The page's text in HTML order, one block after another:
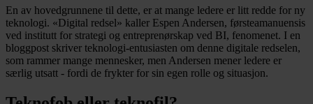
En av hovedgrunnene til dette, er at mange ledere er litt redde for ny
teknologi. «Digital redsel» kaller Espen Andersen, førsteamanuensis
ved institutt for strategi og entreprenørskap ved BI, fenomenet. I en
bloggpost skriver teknologi-entusiasten om denne digitale redselen,
som rammer mange mennesker, men Andersen mener ledere er
særlig utsatt - fordi de frykter for sin egen rolle og situasjon.